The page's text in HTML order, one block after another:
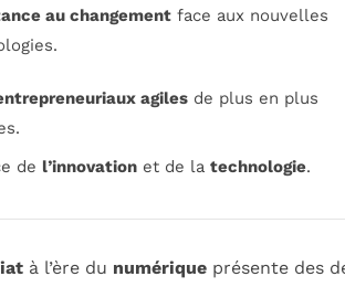
au changement face aux nouvelles
agiles de plus en plus
de l’innovation et de la technologie.
à l’ère du numérique présente des